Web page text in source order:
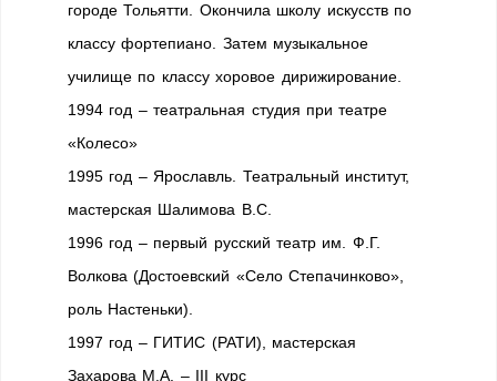
городе Тольятти. Окончила школу искусств по
классу фортепиано. Затем музыкальное
училище по классу хоровое дирижирование.
1994 год – театральная студия при театре
«Колесо»
1995 год – Ярославль. Театральный институт,
мастерская Шалимова В.С.
1996 год – первый русский театр им. Ф.Г.
Волкова (Достоевский «Село Степачинково»,
роль Настеньки).
1997 год – ГИТИС (РАТИ), мастерская
Захарова М.А. – III курс